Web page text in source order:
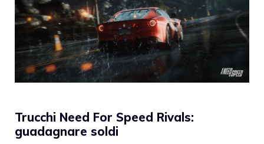
Trucchi Need For Speed Rivals:
guadagnare soldi